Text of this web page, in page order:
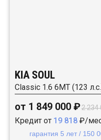
KIA SOUL
Classic 1.6 6МТ (123
от 1 849 000 ₽2 234
Кредит от 19 818 ₽/
гарантия 5 лет / 150